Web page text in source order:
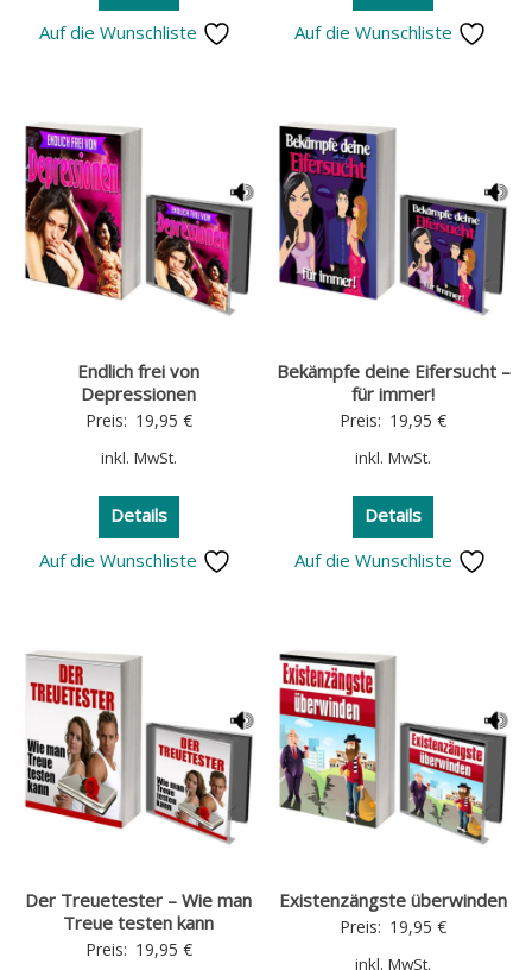
Auf die Wunschliste
Auf die Wunschliste
Endlich frei von
Depressionen
Preis: 19,95 €
inkl. MwSt.
Details
Auf die Wunschliste
Bekämpfe deine Eifersucht –
für immer!
Preis: 19,95€
inkl. MwSt.
Details
Auf die Wunschliste
Der Treuetester – Wie man
Treue testen kann
Preis: 19,95 €
Existenzängste überwinden
Preis: 19,95€
inkl. MwSt.